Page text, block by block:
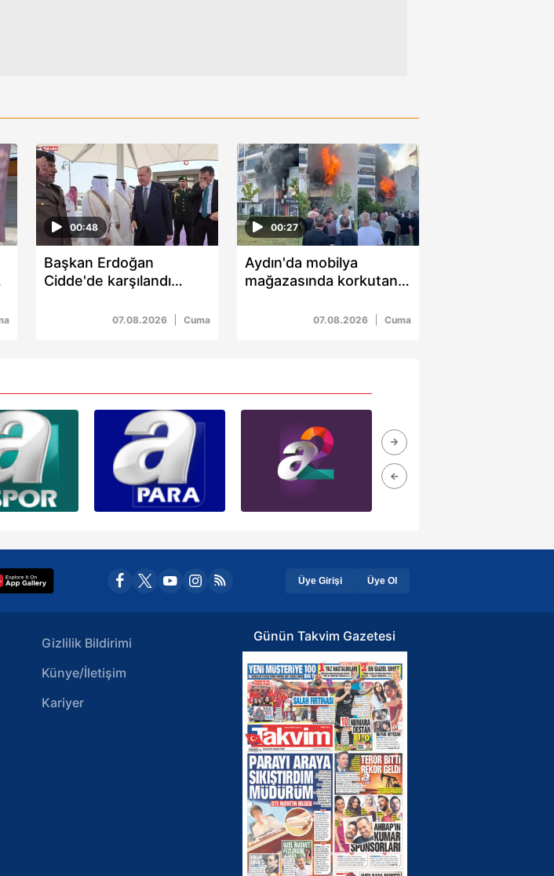
için lütfen
00:48
Başkan Erdoğan
Cidde'de karşılandı
07.08.2026 Cuma
00:27
Aydın'da mobilya
mağazasında korkutan
saatte kontrol altına aldı
07.08.2026 Cuma
Üye Girişi Üye Ol
Gizlilik Bildirimi
Künye/İletişim
Kariyer
Günün Takvim Gazetesi